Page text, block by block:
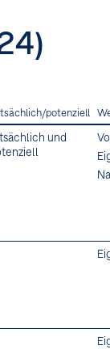
potenziell
und